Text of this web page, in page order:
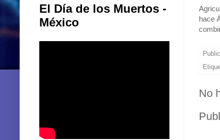
hace
No
El Día de los Muertos -
México